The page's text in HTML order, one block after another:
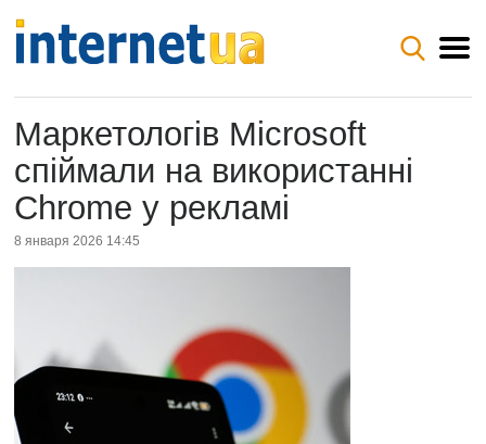
Маркетологів Microsoft
спіймали на використанні
Chrome у рекламі
8 января 2026 14:45